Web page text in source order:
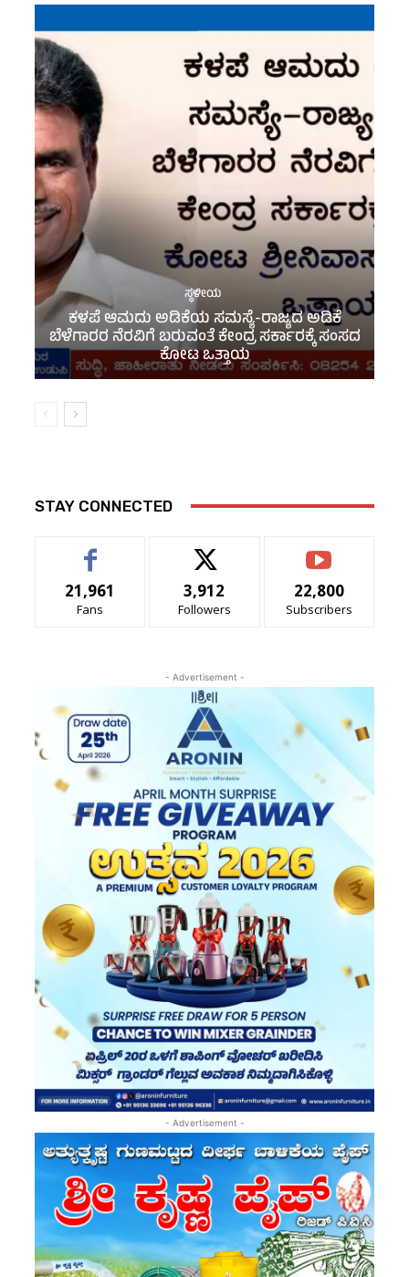
ಸ್ಥಳೀಯ
ಕಳಪೆ ಆಮದು ಅಡಿಕೆಯ ಸಮಸ್ಯೆ-ರಾಜ್ಯದ ಅಡಿಕೆ
ಬೆಳೆಗಾರರ ನೆರವಿಗೆ ಬರುವಂತೆ ಕೇಂದ್ರ ಸರ್ಕಾರಕ್ಕೆ ಸಂಸದ
ಕೋಟ ಒತ್ತಾಯ
STAY CONNECTED
21,961
Fans
3,912
Followers
22,800
Subscribers
- Advertisement -
- Advertisement -